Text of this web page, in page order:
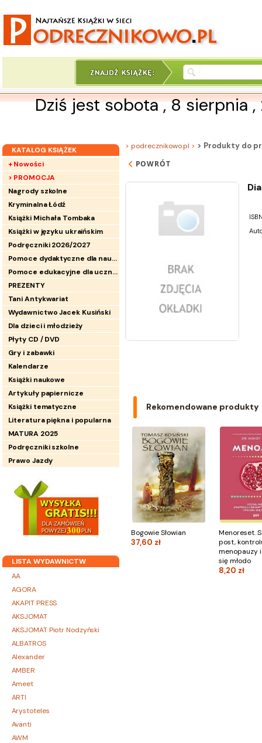
Dziś jest sobota , 8 sierpnia
KATALOG KSIĄŻEK
+ Nowości
> PROMOCJA
Nagrody szkolne
Kryminalna Łódź
Książki Michała Tombaka
Książki w języku ukraińskim
Podręczniki 2026/2027
Pomoce dydaktyczne dla nauczycieli
Pomoce edukacyjne dla uczniów
PREZENTY
Tani Antykwariat
Wydawnictwo Jacek Kusiński
Dla dzieci i młodzieży
Płyty CD / DVD
Gry i zabawki
Kalendarze
Książki naukowe
Artykuły papiernicze
Książki tematyczne
Literatura piękna i popularna
MATURA 2025
Podręczniki szkolne
Prawo Jazdy
LISTA WYDAWNICTW
AA
AGORA
AKAPIT PRESS
AKSJOMAT
AKSJOMAT Piotr Nodzyński
ALBATROS
Alexander
AMBER
Ameet
ARTI
Arystoteles
Avanti
AWM
> podrecznikowo.pl > > Produkty do
POWRÓT
Rekomendowane produkty
Bogowie Słowian
37,60 zł
Menoreset.
post,
menopauzy
się młodo
8,20 zł